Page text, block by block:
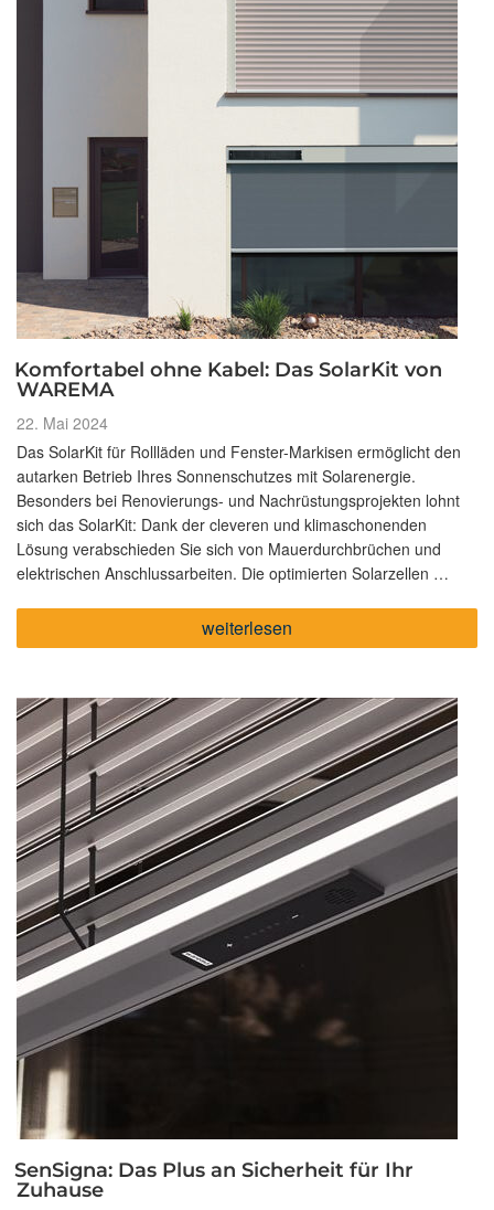
Komfortabel ohne Kabel: Das SolarKit von
WAREMA
Veröffentlicht
am
22. Mai 2024
Das SolarKit für Rollläden und Fenster-Markisen ermöglicht den
autarken Betrieb Ihres Sonnenschutzes mit Solarenergie.
Besonders bei Renovierungs- und Nachrüstungsprojekten lohnt
sich das SolarKit: Dank der cleveren und klimaschonenden
Lösung verabschieden Sie sich von Mauerdurchbrüchen und
elektrischen Anschlussarbeiten. Die optimierten Solarzellen …
„Komfortabel
ohne
SolarKit
von
WAREMA“
weiterlesen
SenSigna: Das Plus an Sicherheit für Ihr
Zuhause